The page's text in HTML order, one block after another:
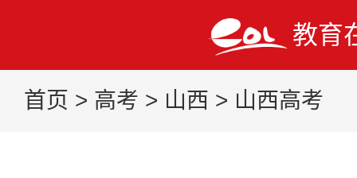
教育
首页 > 高考 > 山西 > 山西高考